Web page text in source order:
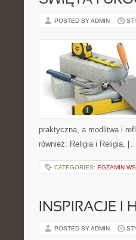
POSTED BY ADMIN
praktyczna, a modlitwa i
również: Religia i Religia.
CATEGORIES: EGZAMIN
INSPIRACJE I
POSTED BY ADMIN